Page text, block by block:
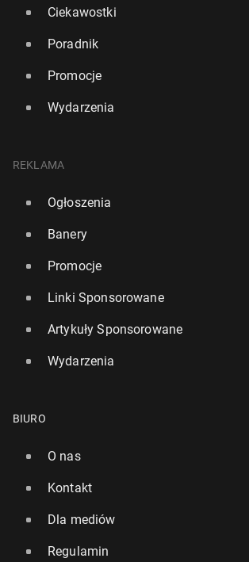
Ciekawostki
Poradnik
Promocje
Wydarzenia
REKLAMA
Ogłoszenia
Banery
Promocje
Linki Sponsorowane
Artykuły Sponsorowane
Wydarzenia
BIURO
O nas
Kontakt
Dla mediów
Regulamin